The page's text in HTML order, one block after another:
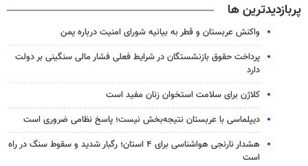
پربازدیدترین ها
واکنش عربستان و قطر به بیانیه شورای امنیت درباره یمن
پرداخت حقوق بازنشستگان در شرایط فعلی فشار مالی سنگینی بر دولت
دارد
کلاژن برای سلامت استخوان زنان مفید است
دیپلماسی با عربستان نتیجه‌بخش نیست؛ پاسخ نظامی ضروری است
هشدار نارنجی هواشناسی برای ۴ استان؛ رگبار شدید و سقوط سنگ در راه
است